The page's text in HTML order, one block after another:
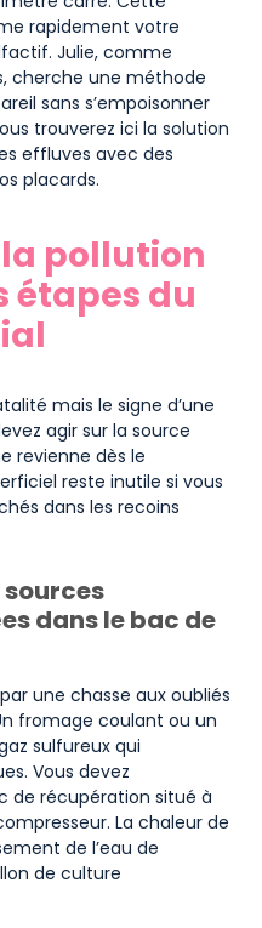
rapidement votre
Julie, comme
cherche une méthode
sans s’empoisonner
trouverez ici la solution
effluves avec des
placards.
la pollution
étapes du
mais le signe d’une
agir sur la source
revienne dès le
reste inutile si vous
dans les recoins
dans le bac de
une chasse aux oubliés
fromage coulant ou un
sulfureux qui
Vous devez
de récupération situé à
La chaleur de
de l’eau de
de culture